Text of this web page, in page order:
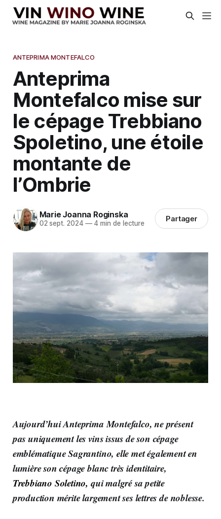
ANTEPRIMA MONTEFALCO
Anteprima
Montefalco mise sur
le cépage Trebbiano
Spoletino, une étoile
montante de
l’Ombrie
Marie Joanna Roginska
02 sept. 2024 —4 min de lecture Partager
Aujourd’hui Anteprima Montefalco, ne présent
pas uniquement les vins issus de son cépage
emblématique Sagrantino, elle met également en
lumière son cépage blanc très identitaire,
Trebbiano Soletino, qui malgré sa petite
production mérite largement ses lettres de noblesse.